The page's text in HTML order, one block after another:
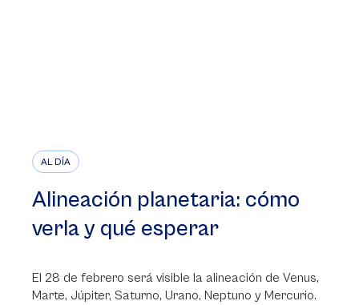
AL DÍA
Alineación planetaria: cómo
verla y qué esperar
El 28 de febrero será visible la alineación de Venus,
Marte, Júpiter, Saturno, Urano, Neptuno y Mercurio.